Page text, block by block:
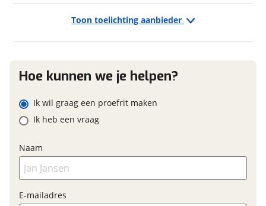
Elektrisch? Niet elektrisch
Prijs
BTW/marge
Bijtellingspercentage
7 %
Nieuwprijs
Toon toelichting aanbieder
Hoe kunnen we je helpen?
Ik wil graag een proefrit maken
Ik heb een vraag
Naam
E-mailadres